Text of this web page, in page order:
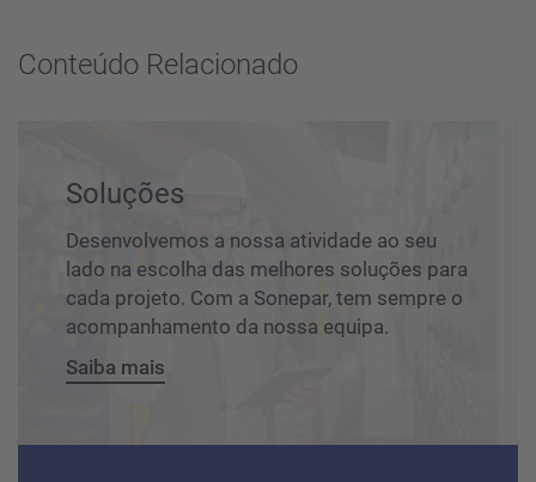
Conteúdo Relacionado
Soluções
Desenvolvemos a nossa atividade ao seu
lado na escolha das melhores soluções para
cada projeto. Com a Sonepar, tem sempre o
acompanhamento da nossa equipa.
Saiba mais